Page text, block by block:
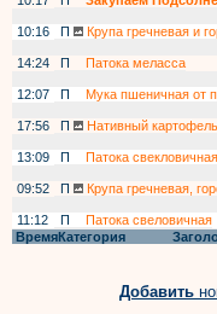
10:16
П
Крупа гречневая и
14:24
П
Патока меласса
12:07
П Мука пшеничная от
17:56
П Нативный
13:09
П
Патока свекловичная
09:52
П
Крупа гречневая,
11:12
П
Патока свеловичная
ВремяКатегория
Добавить